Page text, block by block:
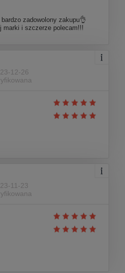
zadowolony zakupu👌
marki i szczerze polecam!!!
12-26
11-23